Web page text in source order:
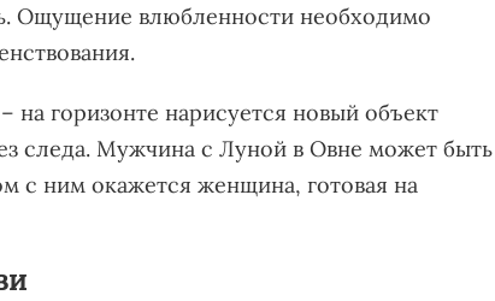
Ощущение влюбленности необходимо
горизонте нарисуется новый объект
следа. Мужчина с Луной в Овне может быть
с ним окажется женщина, готовая на